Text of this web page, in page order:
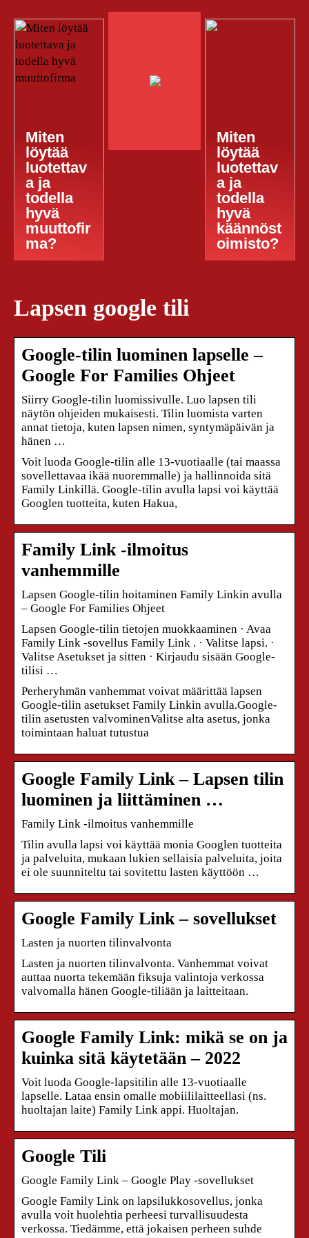
Miten
löytää
luotettav
a ja
todella
hyvä
muuttofir
ma?
Miten
löytää
luotettav
a ja
todella
hyvä
käännöst
oimisto?
Lapsen google tili
Google-tilin luominen lapselle –
Google For Families Ohjeet
Siirry Google-tilin luomissivulle. Luo lapsen tili
näytön ohjeiden mukaisesti. Tilin luomista varten
annat tietoja, kuten lapsen nimen, syntymäpäivän ja
hänen …
Voit luoda Google-tilin alle 13-vuotiaalle (tai maassa
sovellettavaa ikää nuoremmalle) ja hallinnoida sitä
Family Linkillä. Google-tilin avulla lapsi voi käyttää
Googlen tuotteita, kuten Hakua,
Family Link ‑ilmoitus
vanhemmille
Lapsen Google-tilin hoitaminen Family Linkin avulla
– Google For Families Ohjeet
Lapsen Google-tilin tietojen muokkaaminen · Avaa
Family Link ‑sovellus Family Link . · Valitse lapsi. ·
Valitse Asetukset ja sitten · Kirjaudu sisään Google-
tilisi …
Perheryhmän vanhemmat voivat määrittää lapsen
Google-tilin asetukset Family Linkin avulla.Google-
tilin asetusten valvominenValitse alta asetus, jonka
toimintaan haluat tutustua
Google Family Link – Lapsen tilin
luominen ja liittäminen …
Family Link ‑ilmoitus vanhemmille
Tilin avulla lapsi voi käyttää monia Googlen tuotteita
ja palveluita, mukaan lukien sellaisia palveluita, joita
ei ole suunniteltu tai sovitettu lasten käyttöön …
Google Family Link – sovellukset
Lasten ja nuorten tilinvalvonta
Lasten ja nuorten tilinvalvonta. Vanhemmat voivat
auttaa nuorta tekemään fiksuja valintoja verkossa
valvomalla hänen Google-tiliään ja laitteitaan.
Google Family Link: mikä se on ja
kuinka sitä käytetään – 2022
Voit luoda Google-lapsitilin alle 13-vuotiaalle
lapselle. Lataa ensin omalle mobiililaitteellasi (ns.
huoltajan laite) Family Link appi. Huoltajan.
Google Tili
Google Family Link – Google Play ‑sovellukset
Google Family Link on lapsilukkosovellus, jonka
avulla voit huolehtia perheesi turvallisuudesta
verkossa. Tiedämme, että jokaisen perheen suhde